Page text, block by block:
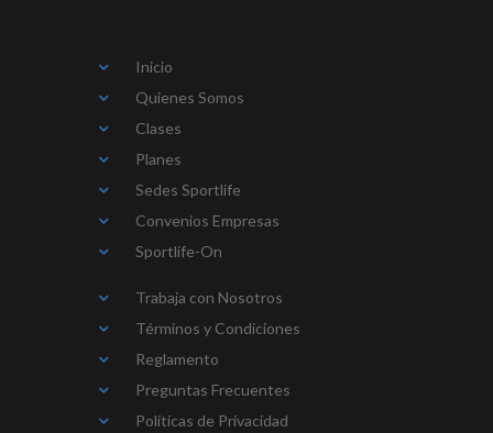
Inicio
Quienes Somos
Clases
Planes
Sedes Sportlife
Convenios Empresas
Sportlife-On
Trabaja con Nosotros
Términos y Condiciones
Reglamento
Preguntas Frecuentes
Políticas de Privacidad